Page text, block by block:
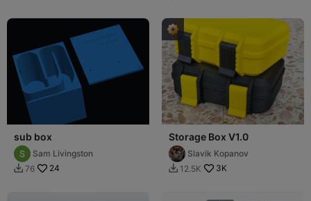
sub box
Sam Livingston
 76 24
Storage Box V1.0
Slavik Kopanov
 12.5K 3K